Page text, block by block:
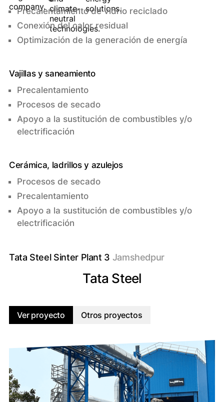
Precalentamiento de vidrio reciclado
Conexión del calor residual
Optimización de la generación de energía
Vajillas y saneamiento
Precalentamiento
Procesos de secado
Apoyo a la sustitución de combustibles y/o
electrificación
Cerámica, ladrillos y azulejos
Procesos de secado
Precalentamiento
Apoyo a la sustitución de combustibles y/o
electrificación
Tata Steel Sinter Plant 3 Jamshedpur
Tata Steel
Ver proyecto Otros proyectos